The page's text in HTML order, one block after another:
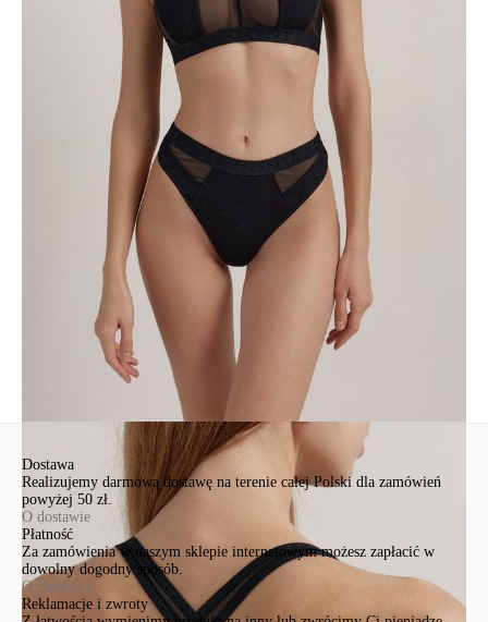
• u dołu szeroka gumka z logo marki,
• zachowanie kształtu i koloru po wielokrotnych praniach przy
zastosowaniu się do zaleceń pielęgnacyjnych,
• efektowna i wygodna bielizna.
1008021020070588
bawełna 59%, poliamid 31%, elastan 10%
Udostępnij produkt
Podmiot odpowiedzialny
EuroTrade Tex Sp z o.o.
91-341, Łódź, Polska
info@conteshop.pl
Ten produkt nie ma pytań Możesz zadać pytanie, klikając przycisk
Zadaj pytanie
Nowe pytanie
Dostawa
Realizujemy darmową dostawę na terenie całej Polski dla zamówień
powyżej 50 zł.
O dostawie
Płatność
Za zamówienia w naszym sklepie internetowym możesz zapłacić w
dowolny dogodny sposób.
O płatności
Reklamacje i zwroty